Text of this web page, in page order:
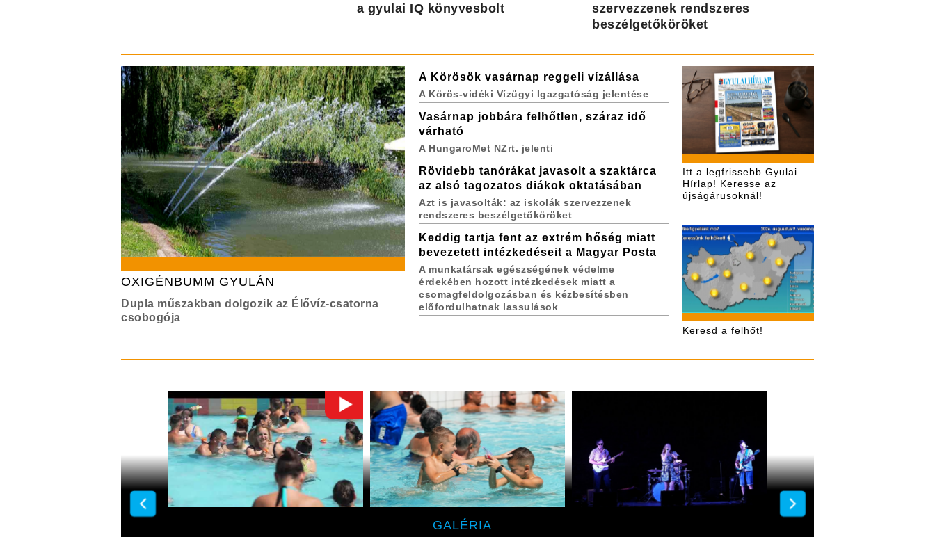
a gyulai IQ könyvesbolt
szervezzenek rendszeres
beszélgetőköröket
OXIGÉNBUMM GYULÁN
Dupla műszakban dolgozik az Élővíz-csatorna
csobogója
Itt a legfrissebb Gyulai
Hírlap! Keresse az
újságárusoknál!
Keresd a felhőt!
A Körösök vasárnap reggeli vízállása
A Körös-vidéki Vízügyi Igazgatóság jelentése
Vasárnap jobbára felhőtlen, száraz idő
várható
A HungaroMet NZrt. jelenti
Rövidebb tanórákat javasolt a szaktárca
az alsó tagozatos diákok oktatásában
Azt is javasolták: az iskolák szervezzenek
rendszeres beszélgetőköröket
Keddig tartja fent az extrém hőség miatt
bevezetett intézkedéseit a Magyar Posta
A munkatársak egészségének védelme
érdekében hozott intézkedések miatt a
csomagfeldolgozásban és kézbesítésben
előfordulhatnak lassulások
GALÉRIA
Országos vízipisztolycsata a